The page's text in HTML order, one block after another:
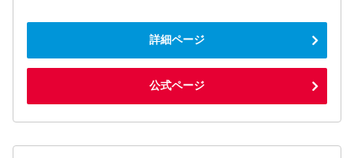
詳細ページ
公式ページ